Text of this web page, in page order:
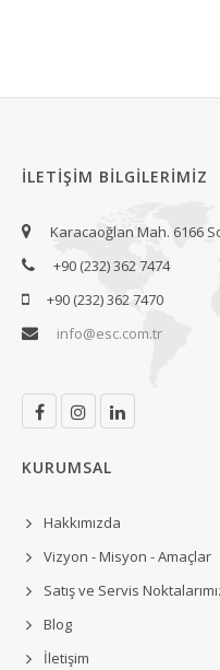
İLETIŞIM BILGILERIMIZ
Karacaoğlan Mah. 6166
+90 (232) 362 7474
+90 (232) 362 7470
info@esc.com.tr
KURUMSAL
Hakkımızda
Vizyon - Misyon - Amaçlar
Satış ve Servis
Blog
İletişim